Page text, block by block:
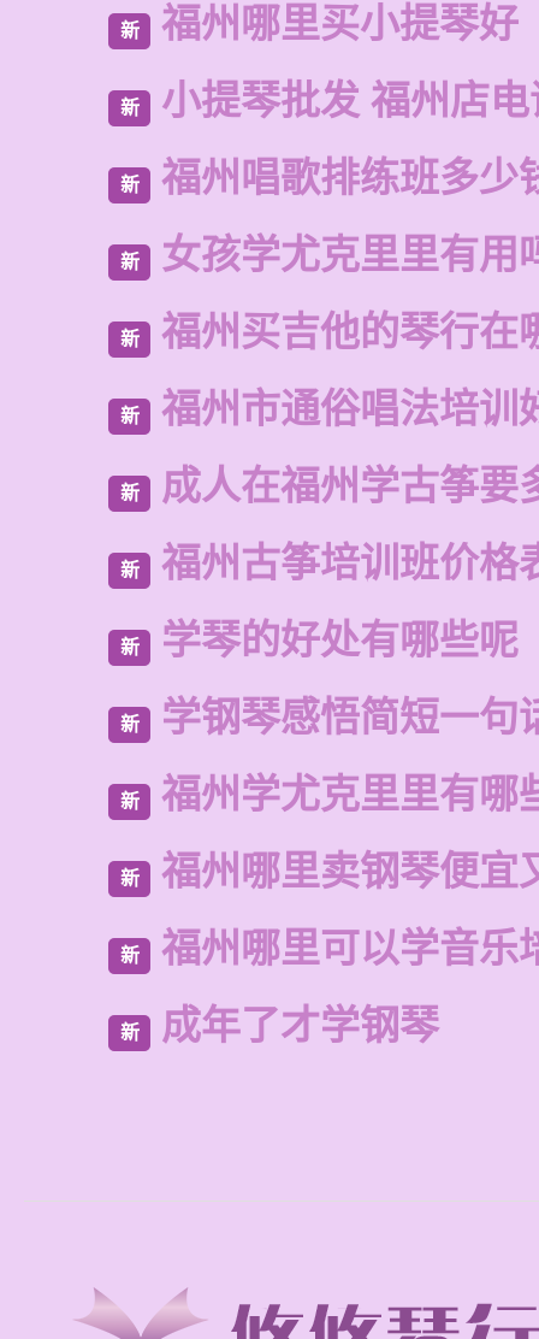
新 福州哪里买小提琴好
新 小提琴批发 福州店
新 福州唱歌排练班多少
新 女孩学尤克里里有用
新 福州买吉他的琴行在
新 福州市通俗唱法培训
新 成人在福州学古筝要
新 福州古筝培训班价格
新 学琴的好处有哪些呢
新 学钢琴感悟简短一句
新 福州学尤克里里有哪
新 福州哪里卖钢琴便宜
新 福州哪里可以学音乐
新 成年了才学钢琴